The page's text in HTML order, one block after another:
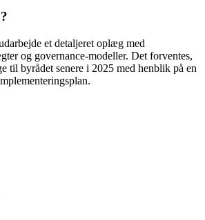
et detaljeret oplæg med
og governance-modeller. Det forventes,
til byrådet senere i 2025 med henblik på en